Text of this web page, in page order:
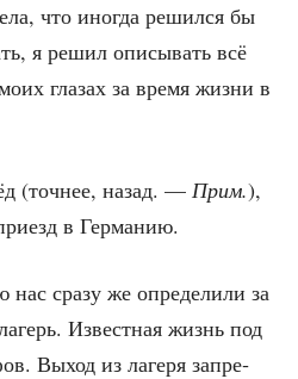
что ино­гда решил­ся бы
я решил опи­сы­вать всё
гла­зах за вре­мя жиз­ни в
(точ­нее, назад. — Прим.),
в Германию.
сра­зу же опре­де­ли­ли за
Извест­ная жизнь под
Выход из лаге­ря запре­